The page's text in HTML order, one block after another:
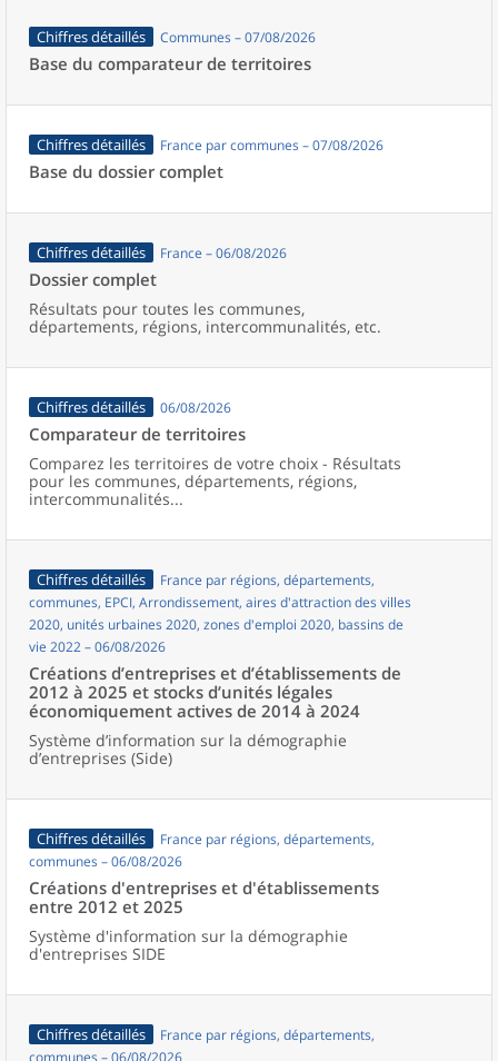
Chiffres détaillés Communes – 07/08/2026
Base du comparateur de territoires
Chiffres détaillés France par communes – 07/08/2026
Base du dossier complet
Chiffres détaillés France – 06/08/2026
Dossier complet
Résultats pour toutes les communes,
départements, régions, intercommunalités, etc.
Chiffres détaillés 06/08/2026
Comparateur de territoires
Comparez les territoires de votre choix - Résultats
pour les communes, départements, régions,
intercommunalités...
Chiffres détaillés
France par régions, départements,
communes, EPCI, Arrondissement, aires d'attraction des villes
2020, unités urbaines 2020, zones d'emploi 2020, bassins de
vie 2022 – 06/08/2026
Créations d’entreprises et d’établissements de
2012 à 2025 et stocks d’unités légales
économiquement actives de 2014 à 2024
Système d’information sur la démographie
d’entreprises (Side)
Chiffres détaillés
France par régions, départements,
communes – 06/08/2026
Créations d'entreprises et d'établissements
entre 2012 et 2025
Système d'information sur la démographie
d'entreprises SIDE
Chiffres détaillés
France par régions, départements,
communes – 06/08/2026